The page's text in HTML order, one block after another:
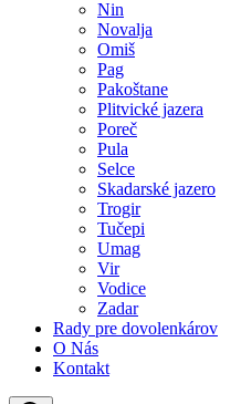
Nin
Novalja
Omiš
Pag
Pakoštane
Plitvické jazera
Poreč
Pula
Selce
Skadarské jazero
Trogir
Tučepi
Umag
Vir
Vodice
Zadar
Rady pre dovolenkárov
O Nás
Kontakt